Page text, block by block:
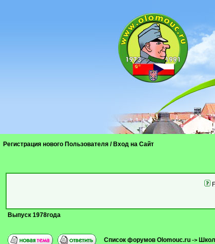
Регистрация нового Пользователя / Вход на Сайт
Выпуск 1978года
Список форумов Olomouc.ru ->